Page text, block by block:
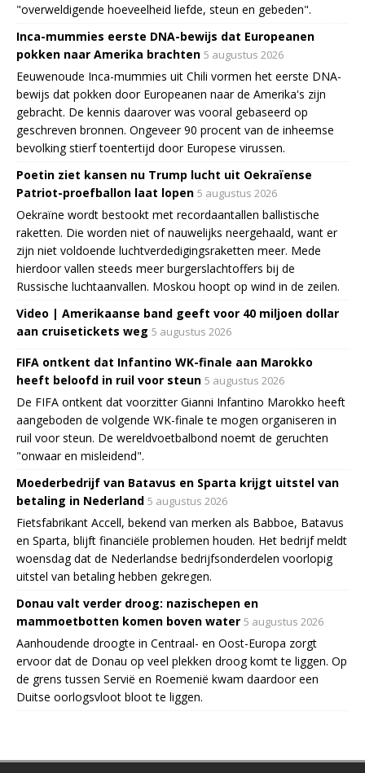
"overweldigende hoeveelheid liefde, steun en gebeden".
Inca-mummies eerste DNA-bewijs dat Europeanen
pokken naar Amerika brachten 5 augustus 2026
Eeuwenoude Inca-mummies uit Chili vormen het eerste DNA-
bewijs dat pokken door Europeanen naar de Amerika's zijn
gebracht. De kennis daarover was vooral gebaseerd op
geschreven bronnen. Ongeveer 90 procent van de inheemse
bevolking stierf toentertijd door Europese virussen.
Poetin ziet kansen nu Trump lucht uit Oekraïense
Patriot-proefballon laat lopen 5 augustus 2026
Oekraïne wordt bestookt met recordaantallen ballistische
raketten. Die worden niet of nauwelijks neergehaald, want er
zijn niet voldoende luchtverdedigingsraketten meer. Mede
hierdoor vallen steeds meer burgerslachtoffers bij de
Russische luchtaanvallen. Moskou hoopt op wind in de zeilen.
Video | Amerikaanse band geeft voor 40 miljoen dollar
aan cruisetickets weg 5 augustus 2026
FIFA ontkent dat Infantino WK-finale aan Marokko
heeft beloofd in ruil voor steun 5 augustus 2026
De FIFA ontkent dat voorzitter Gianni Infantino Marokko heeft
aangeboden de volgende WK-finale te mogen organiseren in
ruil voor steun. De wereldvoetbalbond noemt de geruchten
"onwaar en misleidend".
Moederbedrijf van Batavus en Sparta krijgt uitstel van
betaling in Nederland 5 augustus 2026
Fietsfabrikant Accell, bekend van merken als Babboe, Batavus
en Sparta, blijft financiële problemen houden. Het bedrijf meldt
woensdag dat de Nederlandse bedrijfsonderdelen voorlopig
uitstel van betaling hebben gekregen.
Donau valt verder droog: nazischepen en
mammoetbotten komen boven water 5 augustus 2026
Aanhoudende droogte in Centraal- en Oost-Europa zorgt
ervoor dat de Donau op veel plekken droog komt te liggen. Op
de grens tussen Servië en Roemenië kwam daardoor een
Duitse oorlogsvloot bloot te liggen.